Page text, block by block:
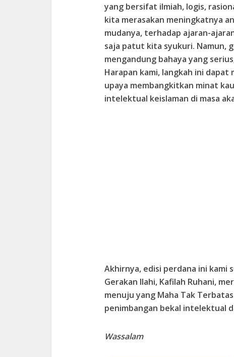
yang bersifat ilmiah, logis,
kita merasakan meningkatnya
mudanya, terhadap ajaran-
saja patut kita syukuri. Namun,
mengandung bahaya yang
Harapan kami, langkah ini
upaya membangkitkan minat
intelektual keislaman di masa
Akhirnya, edisi perdana ini kami
Gerakan Ilahi, Kafilah Ruhani,
menuju yang Maha Tak
penimbangan bekal intelektual
Wassalam